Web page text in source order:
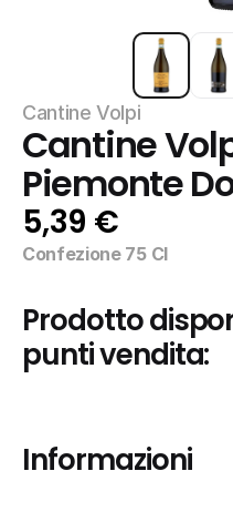
Cantine Volpi
Cantine
Piemonte
5,39 €
Confezione 75 Cl
Prodotto
punti vendita:
Informazioni